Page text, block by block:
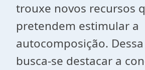
trouxe novos recursos
pretendem estimular a
autocomposição.
busca-se destacar a